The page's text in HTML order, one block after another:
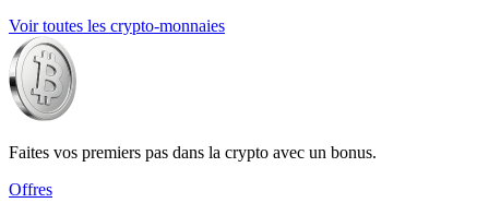
Voir toutes les crypto-monnaies
Faites vos premiers pas dans la crypto avec un bonus.
Offres